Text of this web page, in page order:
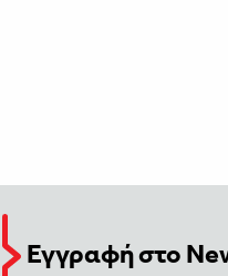
Εγγραφή στο